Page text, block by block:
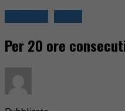
Per 20 ore